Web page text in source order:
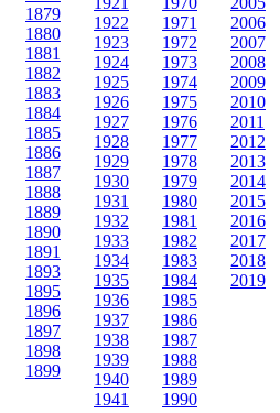
1879
1880
1881
1882
1883
1884
1885
1886
1887
1888
1889
1890
1891
1893
1895
1896
1897
1898
1899
1922
1923
1924
1925
1926
1927
1928
1929
1930
1931
1932
1933
1934
1935
1936
1937
1938
1939
1940
1941
1971
1972
1973
1974
1975
1976
1977
1978
1979
1980
1981
1982
1983
1984
1985
1986
1987
1988
1989
1990
2006
2007
2008
2009
2010
2011
2012
2013
2014
2015
2016
2017
2018
2019